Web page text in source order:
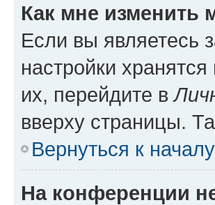
Как мне изменить
Если вы являетесь
настройки
их, перейдите в
вверху страницы.
Вернуться к началу
На конференции